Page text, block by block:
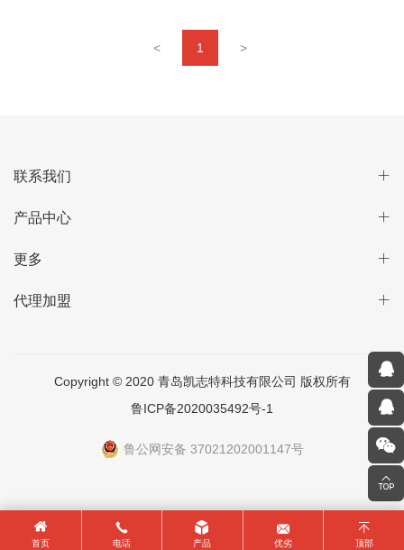
< 1 >
联系我们
产品中心
更多
代理加盟
Copyright © 2020 青岛凯志特科技有限公司 版权所有
鲁ICP备2020035492号-1
鲁公网安备 37021202001147号
首页 电话 产品 优劣 顶部